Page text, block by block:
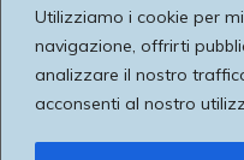
Utilizziamo i cookie per
navigazione, offrirti
analizzare il nostro
acconsenti al nostro
About us
Contatti
Utilizziamo i cookie per
la migliore esperienza
utilizzare questo sito noi
dando valore alla tua